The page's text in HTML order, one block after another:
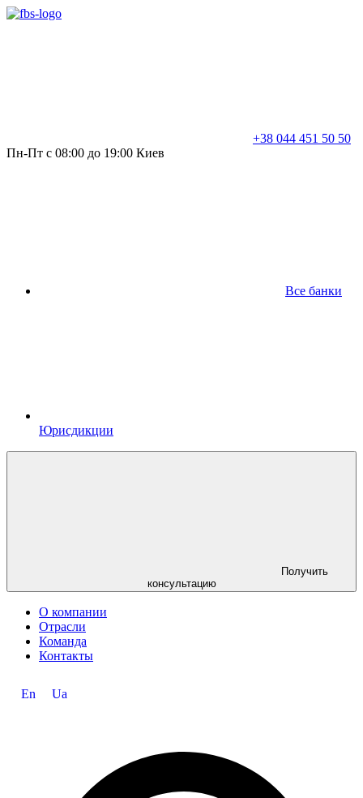
+38 044 451 50 50
Пн-Пт с 08:00 до 19:00 Киев
Все банки
Юрисдикции
Получить
консультацию
О компании
Отрасли
Команда
Контакты
En Ua